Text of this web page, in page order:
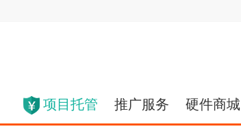
项目托管 推广服务 硬件商城